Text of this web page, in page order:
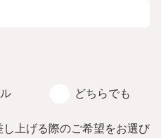
どちらでも
上げる際のご希望をお選び